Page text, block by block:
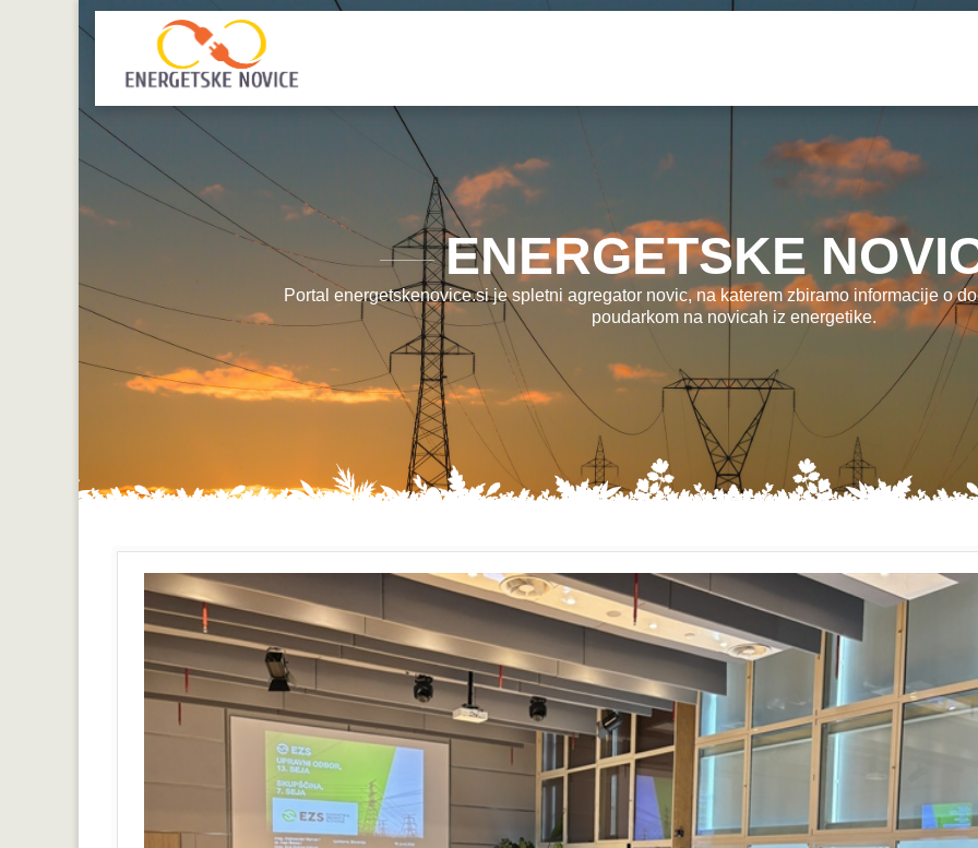
ENERGETSKE
Portal energetskenovice.si je spletni agregator novic, na katerem zbiramo informacije o
poudarkom na novicah iz energetike.